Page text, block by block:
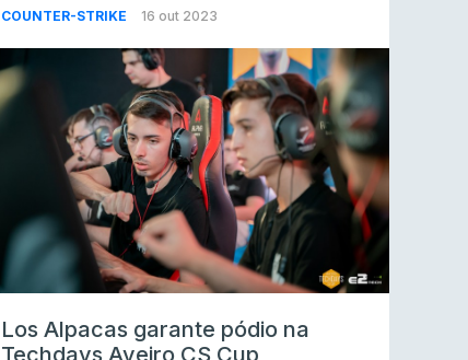
COUNTER-STRIKE 16 out 2023
Los Alpacas garante pódio na
Techdays Aveiro CS Cup